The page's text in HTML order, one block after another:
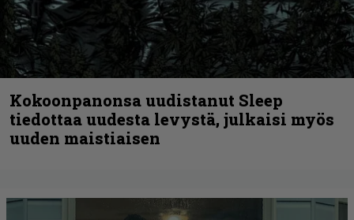
Kokoonpanonsa uudistanut Sleep
tiedottaa uudesta levystä, julkaisi myös
uuden maistiaisen